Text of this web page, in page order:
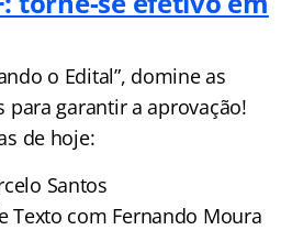
o Edital”, domine as
garantir a aprovação!
de hoje:
Santos
Texto com Fernando Moura